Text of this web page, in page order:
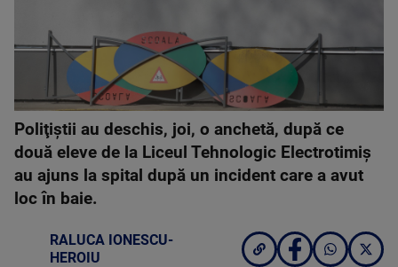
Poliţiştii au deschis, joi, o anchetă, după ce
două eleve de la Liceul Tehnologic Electrotimiş
au ajuns la spital după un incident care a avut
loc în baie.
RALUCA IONESCU-
HEROIU